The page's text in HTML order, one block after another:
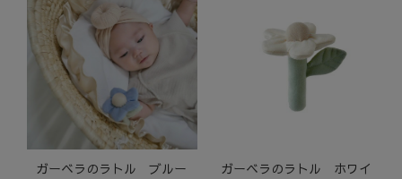
ガーベラのラトル ブルー
ガーベラのラトル ホワイ